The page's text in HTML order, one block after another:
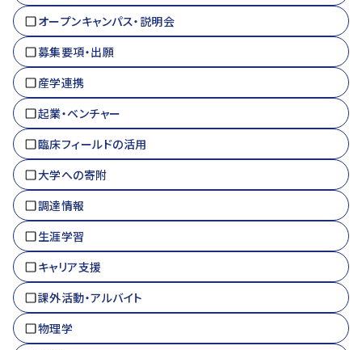
オープンキャンパス・説明会
募集要項・出願
産学連携
起業・ベンチャー
臨床フィールドの活用
大学への寄附
調達情報
生涯学習
キャリア支援
課外活動・アルバイト
物理学